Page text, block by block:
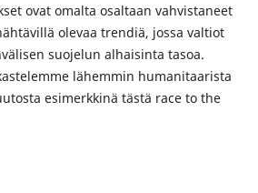
ovat omalta osaltaan vahvistaneet
olevaa trendiä, jossa valtiot
suojelun alhaisinta tasoa.
lähemmin humanitaarista
esimerkkinä tästä race to the